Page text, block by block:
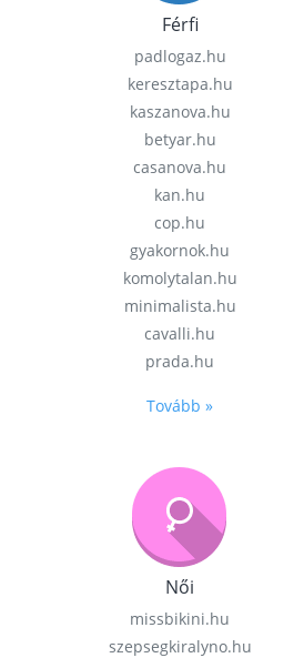
Férfi
padlogaz.hu
keresztapa.hu
kaszanova.hu
betyar.hu
casanova.hu
kan.hu
cop.hu
gyakornok.hu
komolytalan.hu
minimalista.hu
cavalli.hu
prada.hu
Tovább »
Női
missbikini.hu
szepsegkiralyno.hu